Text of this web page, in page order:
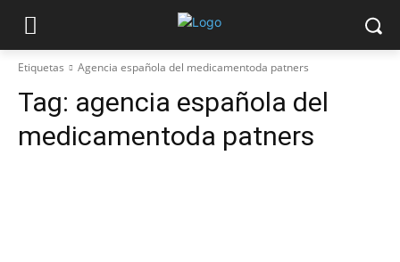
Etiquetas Agencia española del medicamentoda patners
Tag: agencia española del
medicamentoda patners